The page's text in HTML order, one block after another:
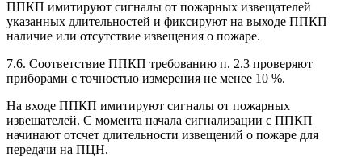
ППКП имитируют сигналы от пожарных извещателей
указанных длительностей и фиксируют на выходе ППКП
наличие или отсутствие извещения о пожаре.
7.6. Соответствие ППКП требованию п. 2.3 проверяют
приборами с точностью измерения не менее 10 %.
На входе ППКП имитируют сигналы от пожарных
извещателей. С момента начала сигнализации с ППКП
начинают отсчет длительности извещений о пожаре для
передачи на ПЦН.